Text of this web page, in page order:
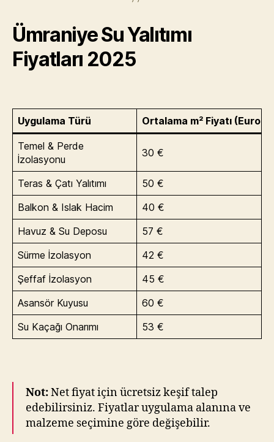
Ümraniye Su Yalıtımı
Fiyatları 2025
Uygulama Türü Ortalama m² Fiyatı (Euro)
Temel & Perde
İzolasyonu
30 €
Teras & Çatı Yalıtımı
50 €
Balkon & Islak Hacim
40 €
Havuz & Su Deposu
57 €
Sürme İzolasyon
42 €
Şeffaf İzolasyon
45 €
Asansör Kuyusu
60 €
Su Kaçağı Onarımı
53 €
Not:Net fiyat için ücretsiz keşif talep
edebilirsiniz. Fiyatlar uygulama alanına ve
malzeme seçimine göre değişebilir.